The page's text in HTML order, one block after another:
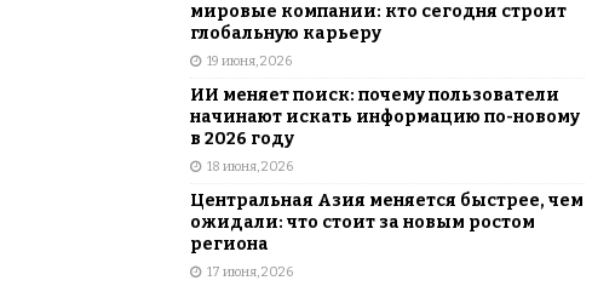
мировые компании: кто сегодня строит
глобальную карьеру
19 июня, 2026
ИИ меняет поиск: почему пользователи
начинают искать информацию по-новому
в 2026 году
18 июня, 2026
Центральная Азия меняется быстрее, чем
ожидали: что стоит за новым ростом
региона
17 июня, 2026